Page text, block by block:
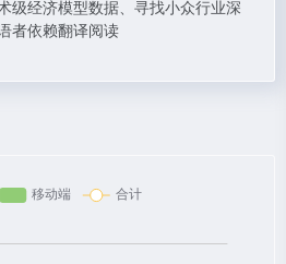
级经济模型数据、寻找小众行业深
者依赖翻译阅读